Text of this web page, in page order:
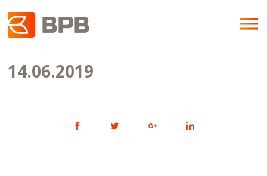
14.06.2019